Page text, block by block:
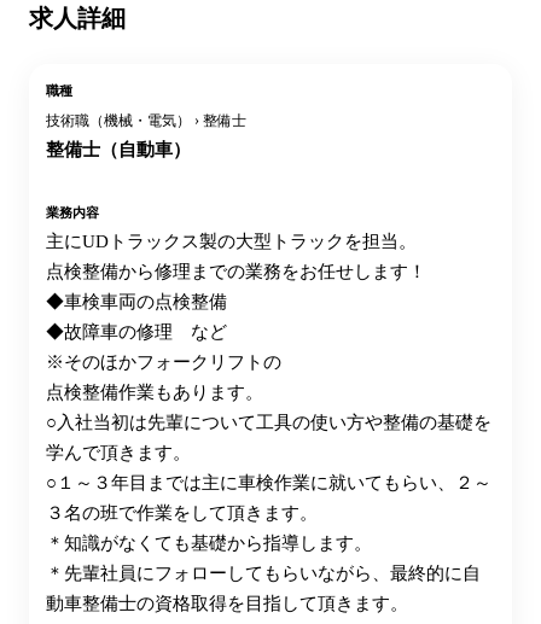
求人詳細
職種
技術職（機械・電気） › 整備士
整備士（自動車）
業務内容
主にUDトラックス製の大型トラックを担当。
点検整備から修理までの業務をお任せします！
◆車検車両の点検整備
◆故障車の修理 など
※そのほかフォークリフトの
点検整備作業もあります。
○入社当初は先輩について工具の使い方や整備の基礎を
学んで頂きます。
○１～３年目までは主に車検作業に就いてもらい、２～
３名の班で作業をして頂きます。
＊知識がなくても基礎から指導します。
＊先輩社員にフォローしてもらいながら、最終的に自
動車整備士の資格取得を目指して頂きます。